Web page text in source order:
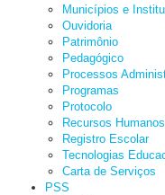
Municípios e
Ouvidoria
Patrimônio
Pedagógico
Processos
Programas
Protocolo
Recursos Humanos
Registro Escolar
Tecnologias
Carta de Serviços
PSS